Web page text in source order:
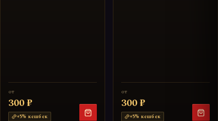
от
300 ₽
+5% кешбек
от
300 ₽
+5% кешбек